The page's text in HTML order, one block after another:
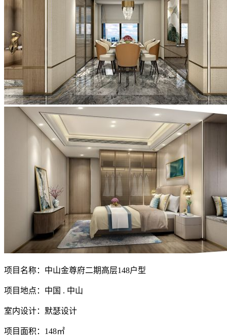
项目名称：中山金尊府二期高层148户型
项目地点：中国 . 中山
室内设计：默瑟设计
项目面积：148㎡